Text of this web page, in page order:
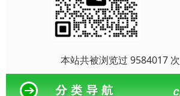
本站共被浏览过 9584017 次